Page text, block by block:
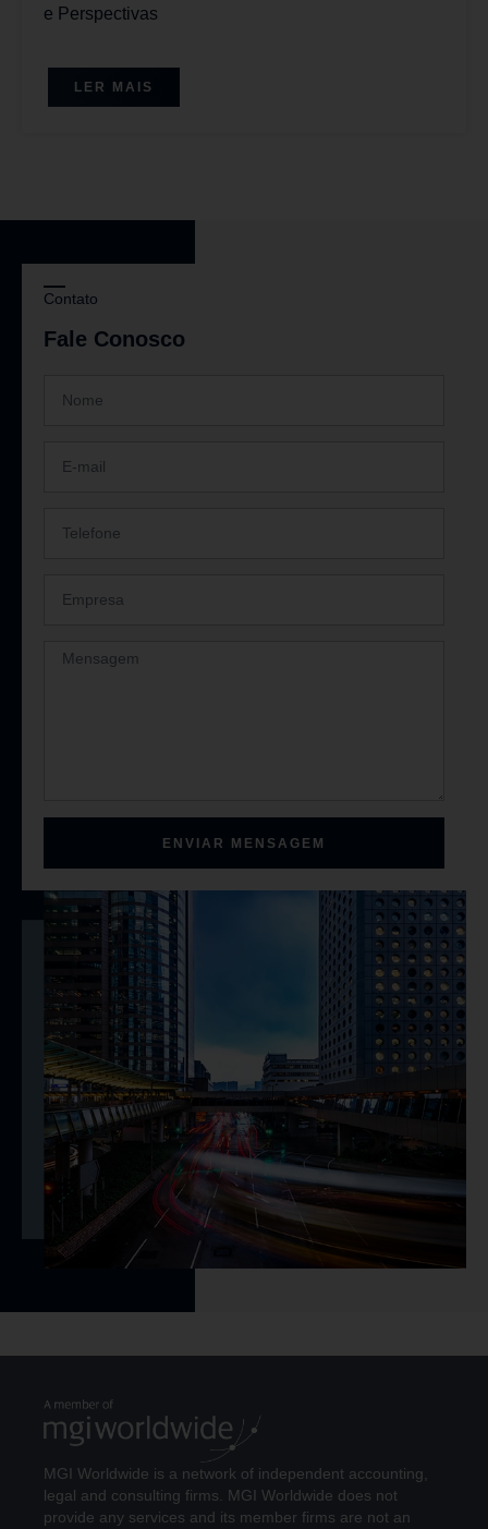
e Perspectivas
LER MAIS
Contato
Fale Conosco
ENVIAR MENSAGEM
MGI Worldwide is a network of independent accounting,
legal and consulting firms. MGI Worldwide does not
provide any services and its member firms are not an